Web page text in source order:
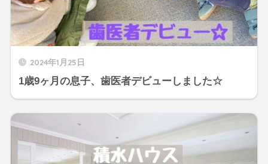
2024年1月25日
1歳9ヶ月の息子、歯医者デビューしました☆